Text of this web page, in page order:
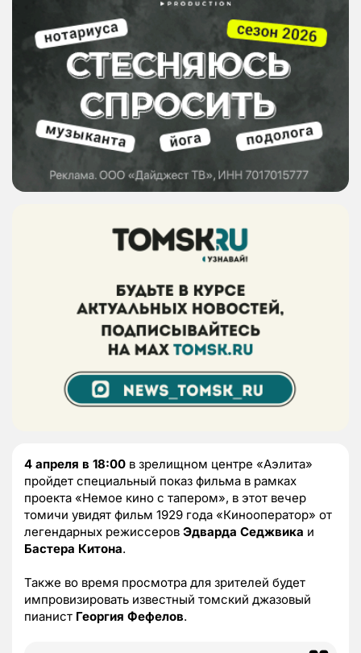
4 апреля в 18:00 в зрелищном центре «Аэлита»
пройдет специальный показ фильма в рамках
проекта «Немое кино с тапером», в этот вечер
томичи увидят фильм 1929 года «Кинооператор» от
легендарных режиссеров Эдварда Седжвика и
Бастера Китона.
Также во время просмотра для зрителей будет
импровизировать известный томский джазовый
пианист Георгия Фефелов.